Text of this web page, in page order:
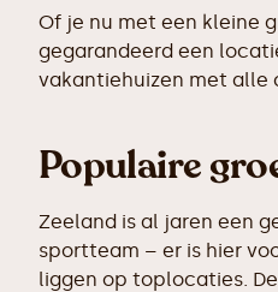
Of je nu met een kleine
gegarandeerd een
vakantiehuizen met alle
Populaire
Zeeland is al jaren een
sportteam – er is hier
liggen op toplocaties.